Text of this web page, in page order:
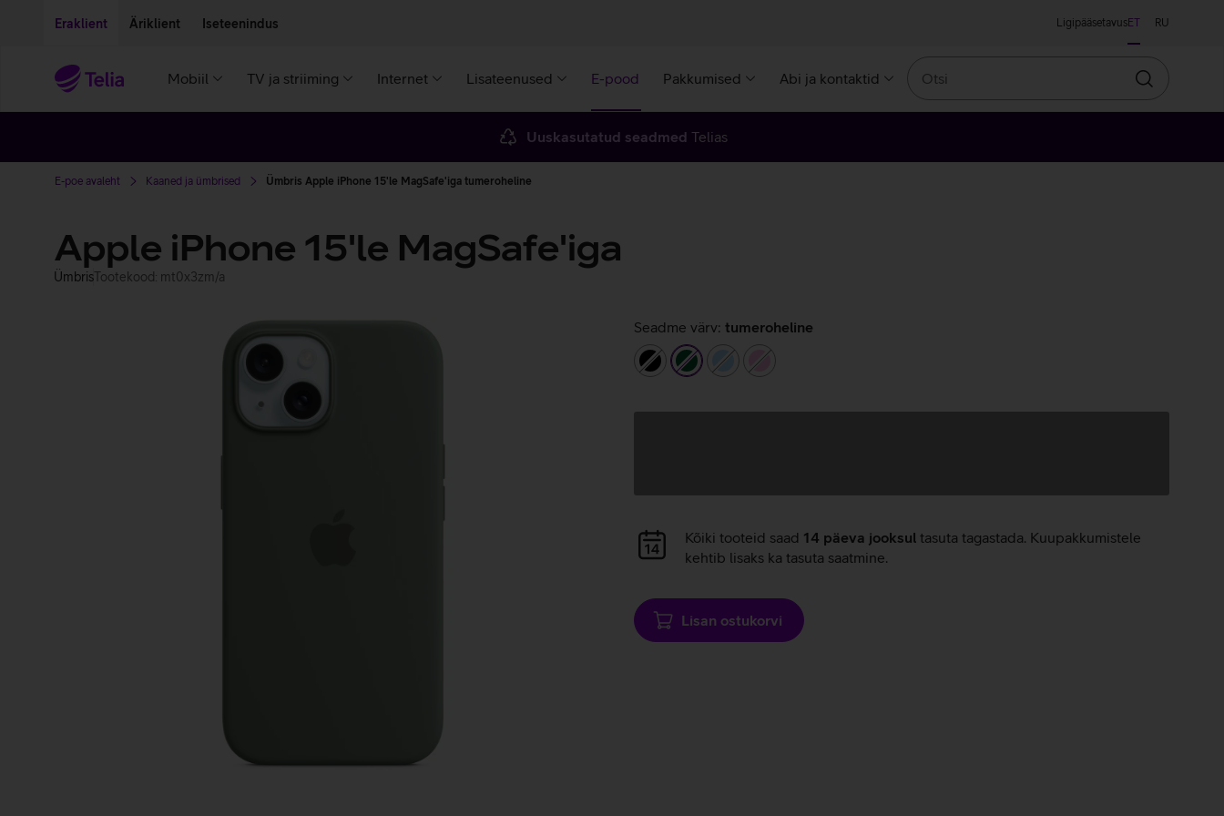
Eraklient Äriklient Iseteenindus LigipääsetavusET RU
Mobiil TV ja striiming Internet Lisateenused E-pood Pakkumised Abi ja kontaktid
Otsin
Uuskasutatud seadmed Telias
E-poe avaleht Kaaned ja ümbrised Ümbris Apple iPhone 15'le MagSafe'iga tumeroheline
Apple iPhone 15'le MagSafe'iga
ÜmbrisTootekood: mt0x3zm/a
Seadme värv: tumeroheline
musttumeroheline
helesinineheleroosa
Andmete
laadimine
Kõiki tooteid saad 14 päeva jooksul tasuta tagastada. Kuupakkumistele
kehtib lisaks ka tasuta saatmine.
Lisan ostukorvi